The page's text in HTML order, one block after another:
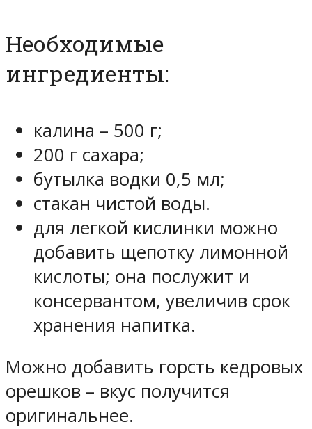
Необходимые
ингредиенты:
калина – 500 г;
200 г сахара;
бутылка водки 0,5 мл;
стакан чистой воды.
для легкой кислинки можно
добавить щепотку лимонной
кислоты; она послужит и
консервантом, увеличив срок
хранения напитка.
Можно добавить горсть кедровых
орешков – вкус получится
оригинальнее.